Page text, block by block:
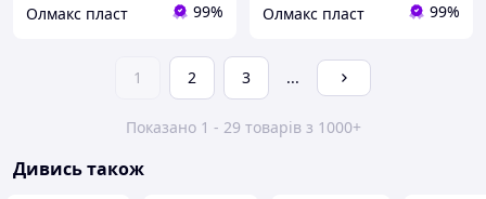
Олмакс пласт 99% Олмакс пласт 99%
1 2 3 ...
Показано 1 - 29 товарів з 1000+
Дивись також